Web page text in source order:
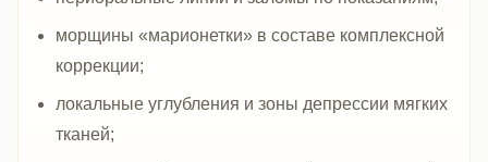
морщины «марионетки» в составе комплексной
коррекции;
локальные углубления и зоны депрессии мягких
тканей;